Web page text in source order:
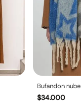
Bufandon nube
$34.000